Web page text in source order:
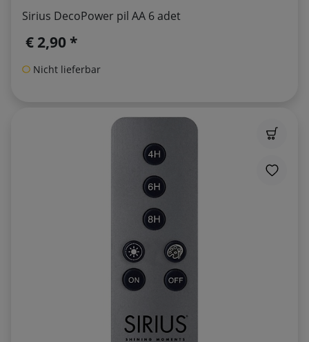
Sirius DecoPower pil AA 6 adet
€ 2,90 *
Nicht lieferbar